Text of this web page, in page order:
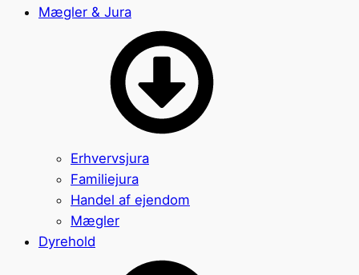
Mægler & Jura
Erhvervsjura
Familiejura
Handel af ejendom
Mægler
Dyrehold